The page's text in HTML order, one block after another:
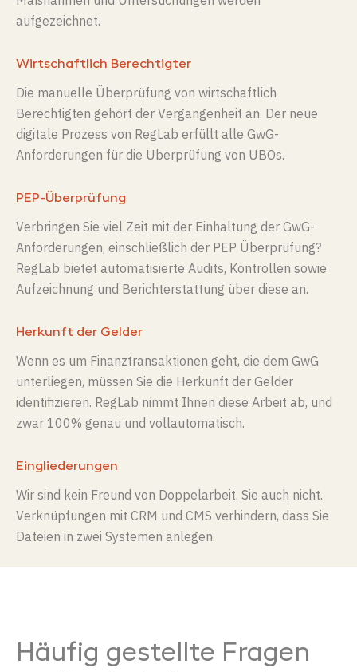
aufgezeichnet.
Wirtschaftlich Berechtigter
Die manuelle Überprüfung von wirtschaftlich
Berechtigten gehört der Vergangenheit an. Der neue
digitale Prozess von RegLab erfüllt alle GwG-
Anforderungen für die Überprüfung von UBOs.
PEP-Überprüfung
Verbringen Sie viel Zeit mit der Einhaltung der GwG-
Anforderungen, einschließlich der PEP Überprüfung?
RegLab bietet automatisierte Audits, Kontrollen sowie
Aufzeichnung und Berichterstattung über diese an.
Herkunft der Gelder
Wenn es um Finanztransaktionen geht, die dem GwG
unterliegen, müssen Sie die Herkunft der Gelder
identifizieren. RegLab nimmt Ihnen diese Arbeit ab, und
zwar 100% genau und vollautomatisch.
Eingliederungen
Wir sind kein Freund von Doppelarbeit. Sie auch nicht.
Verknüpfungen mit CRM und CMS verhindern, dass Sie
Dateien in zwei Systemen anlegen.
Häufig gestellte Fragen